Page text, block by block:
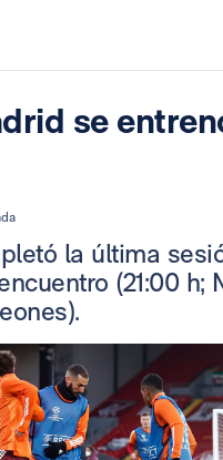
se
la última
(21:00 h;